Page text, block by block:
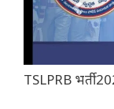
TSLPRB भर्ती